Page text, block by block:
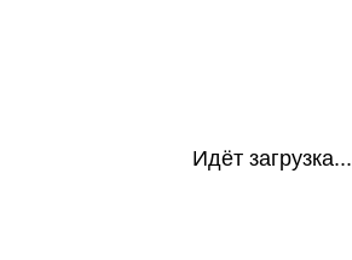
Идёт загрузка...